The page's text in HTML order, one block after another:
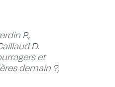
P.,
D.
et
demain ?,